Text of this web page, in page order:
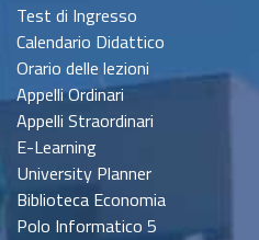
Test di Ingresso
Calendario Didattico
Orario delle lezioni
Appelli Ordinari
Appelli Straordinari
E-Learning
University Planner
Biblioteca Economia
Polo Informatico 5